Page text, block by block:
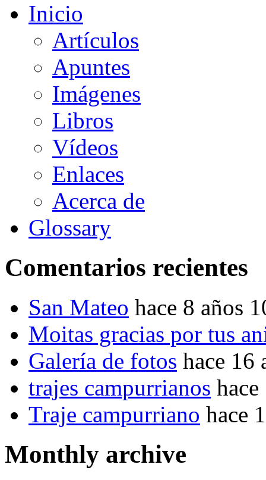
Inicio
Artículos
Apuntes
Imágenes
Libros
Vídeos
Enlaces
Acerca de
Glossary
Comentarios recientes
San Mateo hace 8 años
Moitas gracias por tus
Galería de fotos hace 16
trajes campurrianos
Traje campurriano hace
Monthly archive